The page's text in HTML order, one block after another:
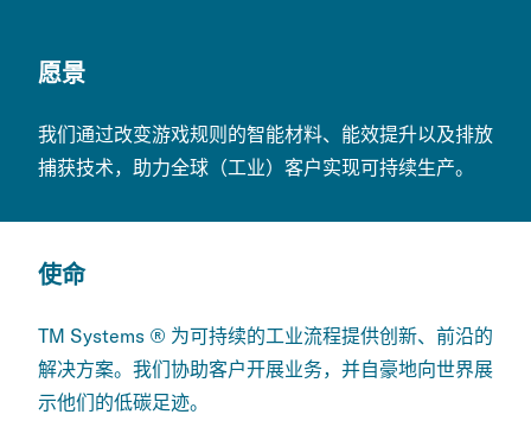
愿景
我们通过改变游戏规则的智能材料、能效提升以及排放
捕获技术，助力全球（工业）客户实现可持续生产。
使命
TM Systems ® 为可持续的工业流程提供创新、前沿的
解决方案。我们协助客户开展业务，并自豪地向世界展
示他们的低碳足迹。